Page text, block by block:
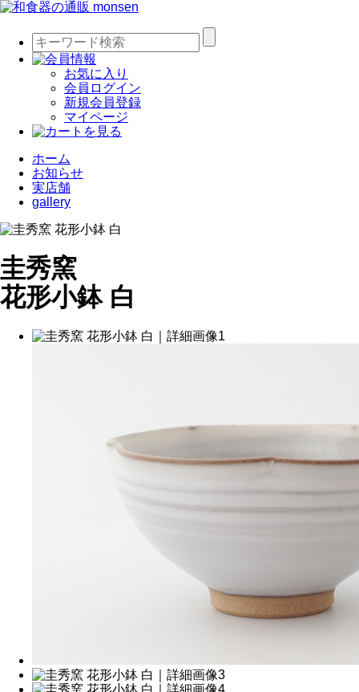
お気に入り
会員ログイン
新規会員登録
マイページ
ホーム
お知らせ
実店舗
gallery
圭秀窯
花形小鉢 白